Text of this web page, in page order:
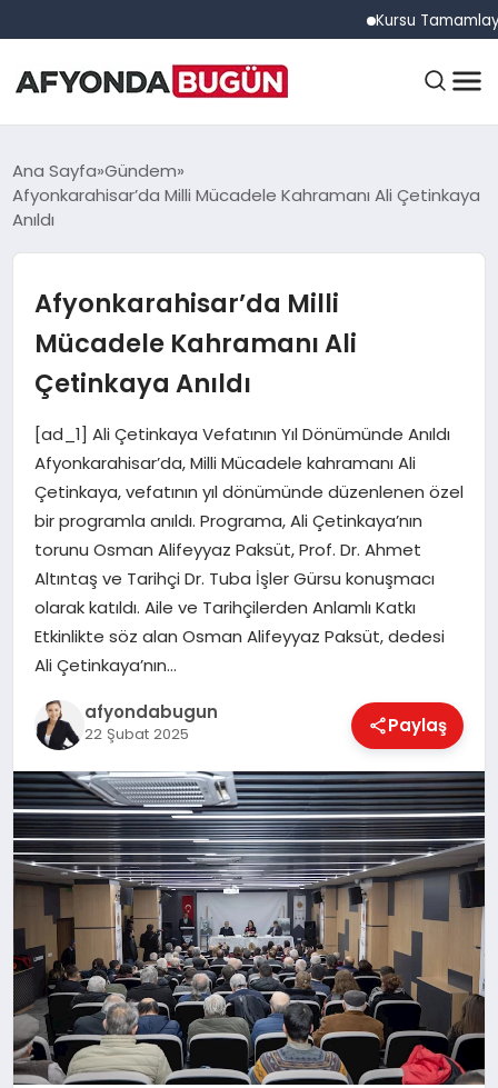
Kursu Tamamlayan
ANASAYFA
GÜNDEM
EĞITIM
EKONOMI
MAGAZIN
SAĞLIK
SIYASET
SPOR
YAŞAM
Ana Sayfa Gündem
Afyonkarahisar’da Milli Mücadele Kahramanı Ali Çetinkaya
Anıldı
Afyonkarahisar’da Milli
Mücadele Kahramanı Ali
Çetinkaya Anıldı
[ad_1] Ali Çetinkaya Vefatının Yıl Dönümünde Anıldı
Afyonkarahisar’da, Milli Mücadele kahramanı Ali
Çetinkaya, vefatının yıl dönümünde düzenlenen özel
bir programla anıldı. Programa, Ali Çetinkaya’nın
torunu Osman Alifeyyaz Paksüt, Prof. Dr. Ahmet
Altıntaş ve Tarihçi Dr. Tuba İşler Gürsu konuşmacı
olarak katıldı. Aile ve Tarihçilerden Anlamlı Katkı
Etkinlikte söz alan Osman Alifeyyaz Paksüt, dedesi
Ali Çetinkaya’nın…
afyondabugun
22 Şubat 2025 Paylaş